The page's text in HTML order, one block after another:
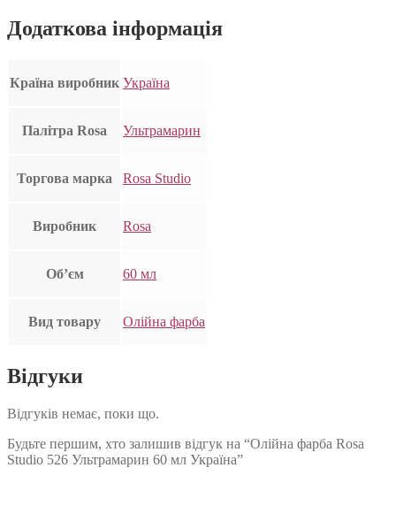
Додаткова інформація
Країна виробник Україна
Палітра Rosa Ультрамарин
Торгова марка Rosa Studio
Виробник Rosa
Об’єм 60 мл
Вид товару Олійна фарба
Відгуки
Відгуків немає, поки що.
Будьте першим, хто залишив відгук на “Олійна фарба Rosa
Studio 526 Ультрамарин 60 мл Україна”